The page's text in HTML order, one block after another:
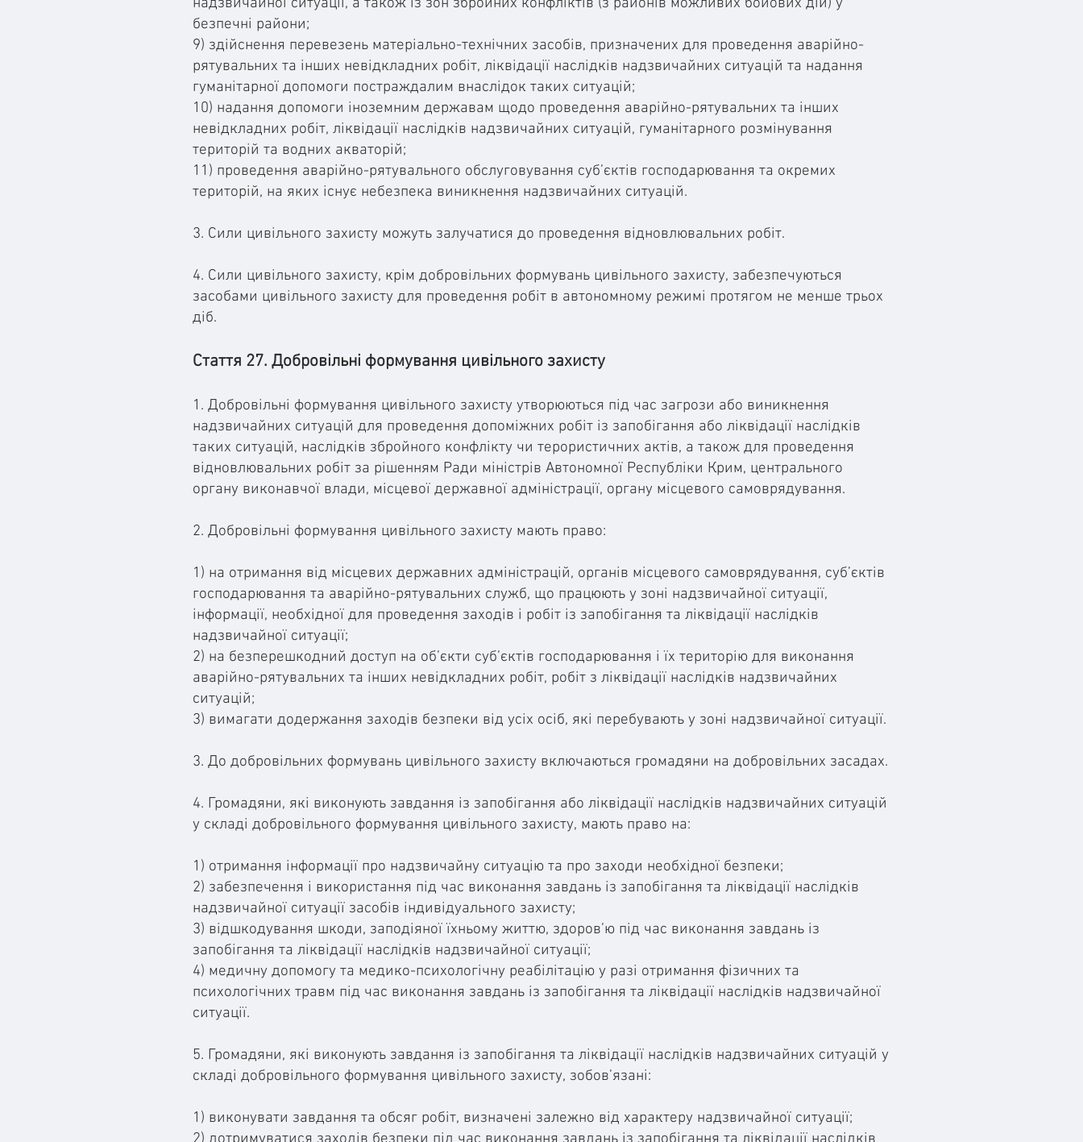
безпечні райони;
9) здійснення перевезень матеріально-технічних засобів, призначених для проведення аварійно-
рятувальних та інших невідкладних робіт, ліквідації наслідків надзвичайних ситуацій та надання
гуманітарної допомоги постраждалим внаслідок таких ситуацій;
10) надання допомоги іноземним державам щодо проведення аварійно-рятувальних та інших
невідкладних робіт, ліквідації наслідків надзвичайних ситуацій, гуманітарного розмінування
територій та водних акваторій;
11) проведення аварійно-рятувального обслуговування суб’єктів господарювання та окремих
територій, на яких існує небезпека виникнення надзвичайних ситуацій.
3. Сили цивільного захисту можуть залучатися до проведення відновлювальних робіт.
4. Сили цивільного захисту, крім добровільних формувань цивільного захисту, забезпечуються
засобами цивільного захисту для проведення робіт в автономному режимі протягом не менше трьох
діб.
Стаття 27. Добровільні формування цивільного захисту
1. Добровільні формування цивільного захисту утворюються під час загрози або виникнення
надзвичайних ситуацій для проведення допоміжних робіт із запобігання або ліквідації наслідків
таких ситуацій, наслідків збройного конфлікту чи терористичних актів, а також для проведення
відновлювальних робіт за рішенням Ради міністрів Автономної Республіки Крим, центрального
органу виконавчої влади, місцевої державної адміністрації, органу місцевого самоврядування.
2. Добровільні формування цивільного захисту мають право:
1) на отримання від місцевих державних адміністрацій, органів місцевого самоврядування, суб’єктів
господарювання та аварійно-рятувальних служб, що працюють у зоні надзвичайної ситуації,
інформації, необхідної для проведення заходів і робіт із запобігання та ліквідації наслідків
надзвичайної ситуації;
2) на безперешкодний доступ на об’єкти суб’єктів господарювання і їх територію для виконання
аварійно-рятувальних та інших невідкладних робіт, робіт з ліквідації наслідків надзвичайних
ситуацій;
3) вимагати додержання заходів безпеки від усіх осіб, які перебувають у зоні надзвичайної ситуації.
3. До добровільних формувань цивільного захисту включаються громадяни на добровільних засадах.
4. Громадяни, які виконують завдання із запобігання або ліквідації наслідків надзвичайних ситуацій
у складі добровільного формування цивільного захисту, мають право на:
1) отримання інформації про надзвичайну ситуацію та про заходи необхідної безпеки;
2) забезпечення і використання під час виконання завдань із запобігання та ліквідації наслідків
надзвичайної ситуації засобів індивідуального захисту;
3) відшкодування шкоди, заподіяної їхньому життю, здоров’ю під час виконання завдань із
запобігання та ліквідації наслідків надзвичайної ситуації;
4) медичну допомогу та медико-психологічну реабілітацію у разі отримання фізичних та
психологічних травм під час виконання завдань із запобігання та ліквідації наслідків надзвичайної
ситуації.
5. Громадяни, які виконують завдання із запобігання та ліквідації наслідків надзвичайних ситуацій у
складі добровільного формування цивільного захисту, зобов’язані:
1) виконувати завдання та обсяг робіт, визначені залежно від характеру надзвичайної ситуації;